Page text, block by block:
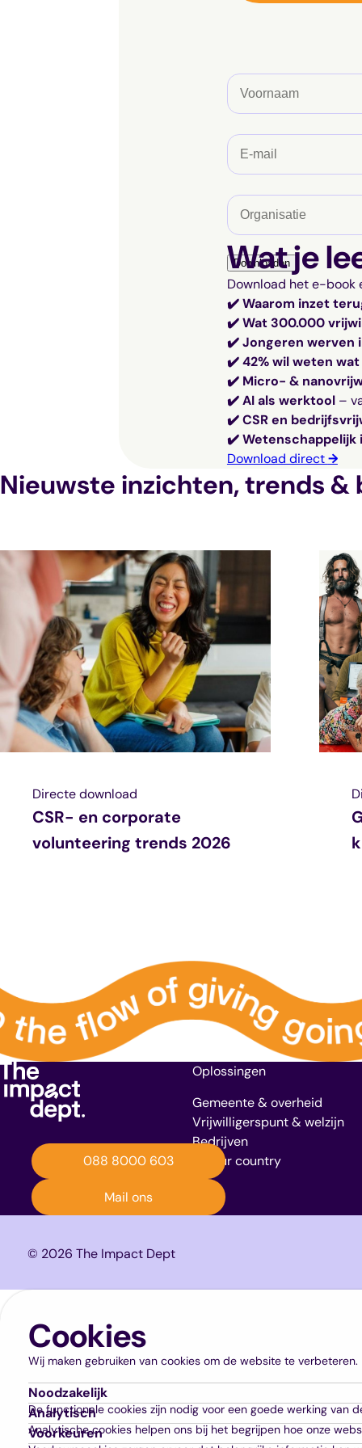
V
o
r
a
E
-
a
a
d
r
e
s
(
V
e
r
e
i
s
t
O
r
g
a
n
i
s
a
t
i
e
Downloaden
Wat je
Download het e-book
✔️ Waarom inzet
✔️ Wat 300.000
✔️ Jongeren werven
✔️ 42% wil weten
✔️ Micro- &
✔️ AI als werktool –
✔️ CSR en
✔️ Wetenschappelijk
Download direct→
Nieuwste inzichten, trends &
Directe download
CSR- en corporate
volunteering trends 2026
088 8000 603
Mail ons
Oplossingen
Gemeente & overheid
Vrijwilligerspunt & welzijn
Bedrijven
In your country
© 2026 The Impact Dept
Cookies
Wij maken gebruiken van cookies om de website te verbeteren.
Noodzakelijk
De functionale cookies zijn nodig voor een goede werking van
Analytisch
Analytische cookies helpen ons bij het begrijpen hoe onze
Voorkeuren